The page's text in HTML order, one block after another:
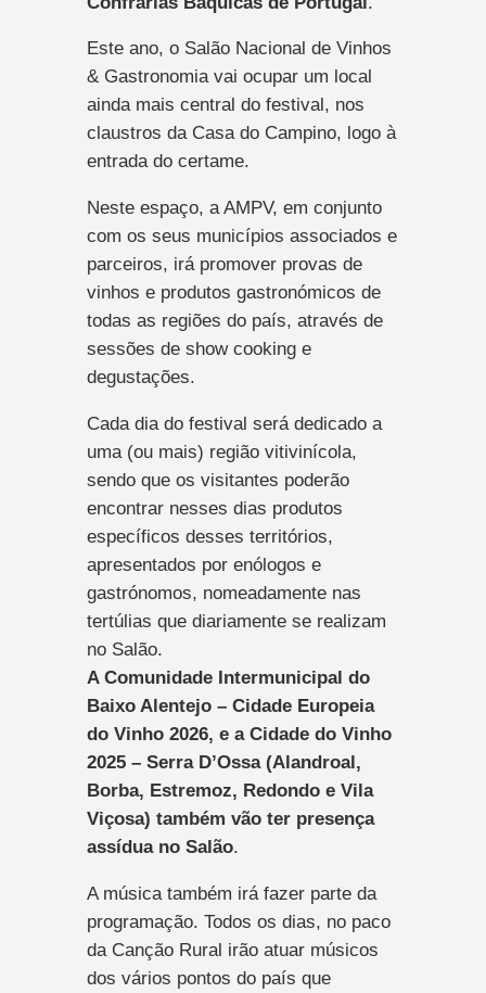
Este ano, o Salão Nacional de Vinhos
& Gastronomia vai ocupar um local
ainda mais central do festival, nos
claustros da Casa do Campino, logo à
entrada do certame.
Neste espaço, a AMPV, em conjunto
com os seus municípios associados e
parceiros, irá promover provas de
vinhos e produtos gastronómicos de
todas as regiões do país, através de
sessões de show cooking e
degustações.
Cada dia do festival será dedicado a
uma (ou mais) região vitivinícola,
sendo que os visitantes poderão
encontrar nesses dias produtos
específicos desses territórios,
apresentados por enólogos e
gastrónomos, nomeadamente nas
tertúlias que diariamente se realizam
no Salão.
A Comunidade Intermunicipal do
Baixo Alentejo – Cidade Europeia
do Vinho 2026, e a Cidade do Vinho
2025 – Serra D’Ossa (Alandroal,
Borba, Estremoz, Redondo e Vila
Viçosa) também vão ter presença
assídua no Salão.
A música também irá fazer parte da
programação. Todos os dias, no paco
da Canção Rural irão atuar músicos
dos vários pontos do país que